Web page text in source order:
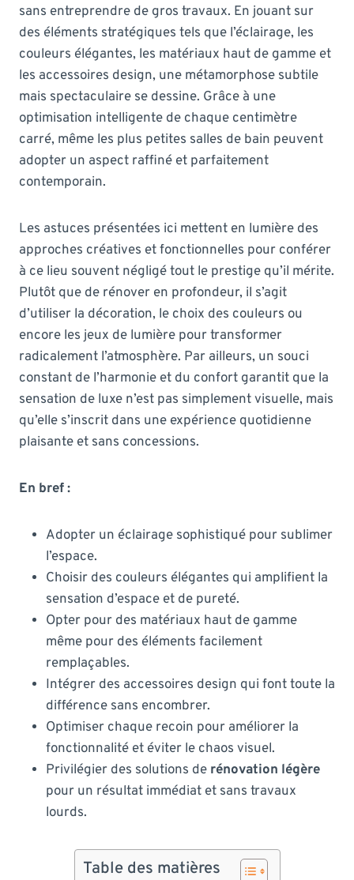
sans entreprendre de gros travaux. En jouant sur
des éléments stratégiques tels que l’éclairage, les
couleurs élégantes, les matériaux haut de gamme et
les accessoires design, une métamorphose subtile
mais spectaculaire se dessine. Grâce à une
optimisation intelligente de chaque centimètre
carré, même les plus petites salles de bain peuvent
adopter un aspect raffiné et parfaitement
contemporain.
Les astuces présentées ici mettent en lumière des
approches créatives et fonctionnelles pour conférer
à ce lieu souvent négligé tout le prestige qu’il mérite.
Plutôt que de rénover en profondeur, il s’agit
d’utiliser la décoration, le choix des couleurs ou
encore les jeux de lumière pour transformer
radicalement l’atmosphère. Par ailleurs, un souci
constant de l’harmonie et du confort garantit que la
sensation de luxe n’est pas simplement visuelle, mais
qu’elle s’inscrit dans une expérience quotidienne
plaisante et sans conces­sions.
En bref :
Adopter un éclairage sophistiqué pour sublimer
l’espace.
Choisir des couleurs élégantes qui amplifient la
sensation d’espace et de pureté.
Opter pour des matériaux haut de gamme
même pour des éléments facilement
remplaçables.
Intégrer des accessoires design qui font toute la
différence sans encombrer.
Optimiser chaque recoin pour améliorer la
fonctionnalité et éviter le chaos visuel.
Privilégier des solutions de rénovation légère
pour un résultat immédiat et sans travaux
lourds.
Table des matières